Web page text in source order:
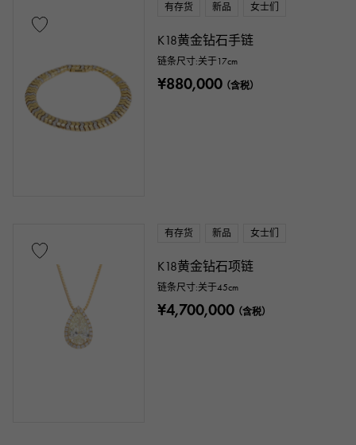
有存货 新品 女士们
K18黄金钻石手链
链条尺寸:关于17cm
¥880,000（含税）
有存货 新品 女士们
K18黄金钻石项链
链条尺寸:关于45cm
¥4,700,000（含税）